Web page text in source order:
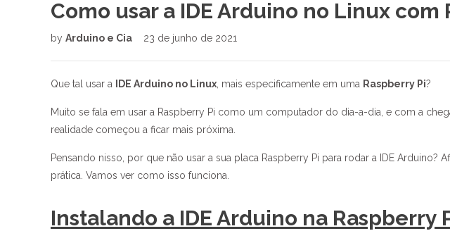
Como usar a IDE Arduino no Linux com
by Arduino e Cia 23 de junho de 2021
Que tal usar a IDE Arduino no Linux , mais especificamente em uma Raspberry Pi?
Muito se fala em usar a Raspberry Pi como um computador do dia-a-dia, e com a
realidade começou a ficar mais próxima.
Pensando nisso, por que não usar a sua placa Raspberry Pi para rodar a IDE Arduino?
prática. Vamos ver como isso funciona.
Instalando a IDE Arduino na Raspberry